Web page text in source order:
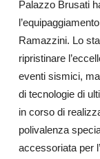
Palazzo Brusati
Ramazzini. Lo
ripristinare
eventi sismici,
di tecnologie di
in corso di
polivalenza
accessoriata per